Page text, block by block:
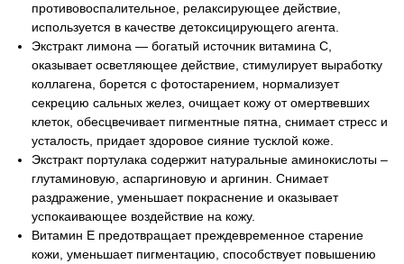
противовоспалительное, релаксирующее действие,
используется в качестве детоксицирующего агента.
Экстракт лимона — богатый источник витамина С,
оказывает осветляющее действие, стимулирует выработку
коллагена, борется с фотостарением, нормализует
секрецию сальных желез, очищает кожу от омертвевших
клеток, обесцвечивает пигментные пятна, снимает стресс и
усталость, придает здоровое сияние тусклой коже.
Экстракт портулака содержит натуральные аминокислоты –
глутаминовую, аспаргиновую и аргинин. Снимает
раздражение, уменьшает покраснение и оказывает
успокаивающее воздействие на кожу.
Витамин Е предотвращает преждевременное старение
кожи, уменьшает пигментацию, способствует повышению